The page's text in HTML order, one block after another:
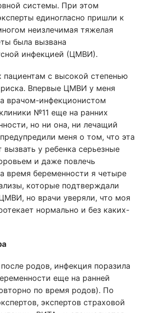
системы. При этом
единогласно пришли к
неизлечимая тяжелая
была вызвана
инфекцией (ЦМВИ).
пациентам с высокой степенью
риска. Впервые ЦМВИ у меня
врачом-инфекционистом
№11 еще на ранних
но ни она, ни лечащий
меня о том, что эта
у ребенка серьезные
и даже повлечь
время беременности я четыре
которые подтверждали
но врачи уверяли, что моя
нормально и без каких-
родов, инфекция поразила
еще на ранней
по время родов). По
экспертов страховой